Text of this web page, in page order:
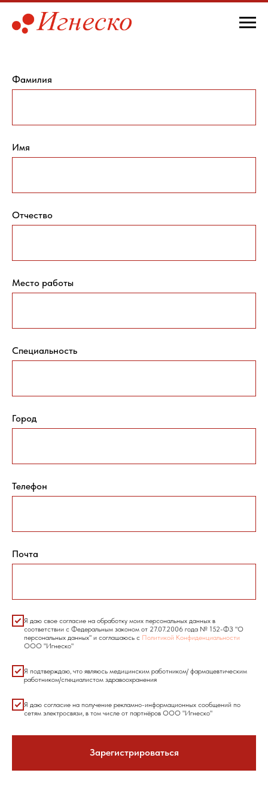
Фамилия
Имя
Отчество
Место работы
Специальность
Город
Телефон
Почта
Я даю свое согласие на обработку моих персональных данных в
соответствии с Федеральным законом от 27.07.2006 года № 152-ФЗ "О
персональных данных" и соглашаюсь с Политикой Конфиденциальности
ООО "Игнеско"
Я подтверждаю, что являюсь медицинским работником/ фармацевтическим
работником/специалистом здравоохранения
Я даю согласие на получение рекламно-информационных сообщений по
сетям электросвязи, в том числе от партнёров ООО "Игнеско"
Зарегистрироваться